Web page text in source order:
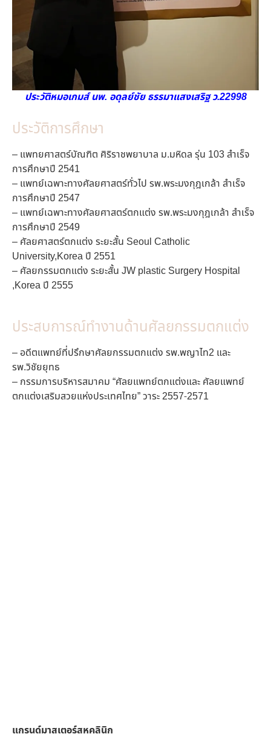
ประวัติหมอเกมส์ นพ. อดุลย์ชัย ธรรมาแสงเสริฐ ว.22998
ประวัติการศึกษา
– แพทยศาสตร์บัณฑิต ศิริราชพยาบาล ม.มหิดล รุ่น 103 สำเร็จ
การศึกษาปี 2541
– แพทย์เฉพาะทางศัลยศาสตร์ทั่วไป รพ.พระมงกุฎเกล้า สำเร็จ
การศึกษาปี 2547
– แพทย์เฉพาะทางศัลยศาสตร์ตกแต่ง รพ.พระมงกุฎเกล้า สำเร็จ
การศึกษาปี 2549
– ศัลยศาสตร์ตกแต่ง ระยะสั้น Seoul Catholic
University,Korea ปี 2551
– ศัลยกรรมตกแต่ง ระยะสั้น JW plastic Surgery Hospital
,Korea ปี 2555
ประสบการณ์ทำงานด้านศัลยกรรมตกแต่ง
– อดีตแพทย์ที่ปรึกษาศัลยกรรมตกแต่ง รพ.พญาไท2 และ
รพ.วิชัยยุทธ
– กรรมการบริหารสมาคม “ศัลยแพทย์ตกแต่งและ ศัลยแพทย์
ตกแต่งเสริมสวยแห่งประเทศไทย” วาระ 2557-2571
แกรนด์มาสเตอร์สหคลินิก